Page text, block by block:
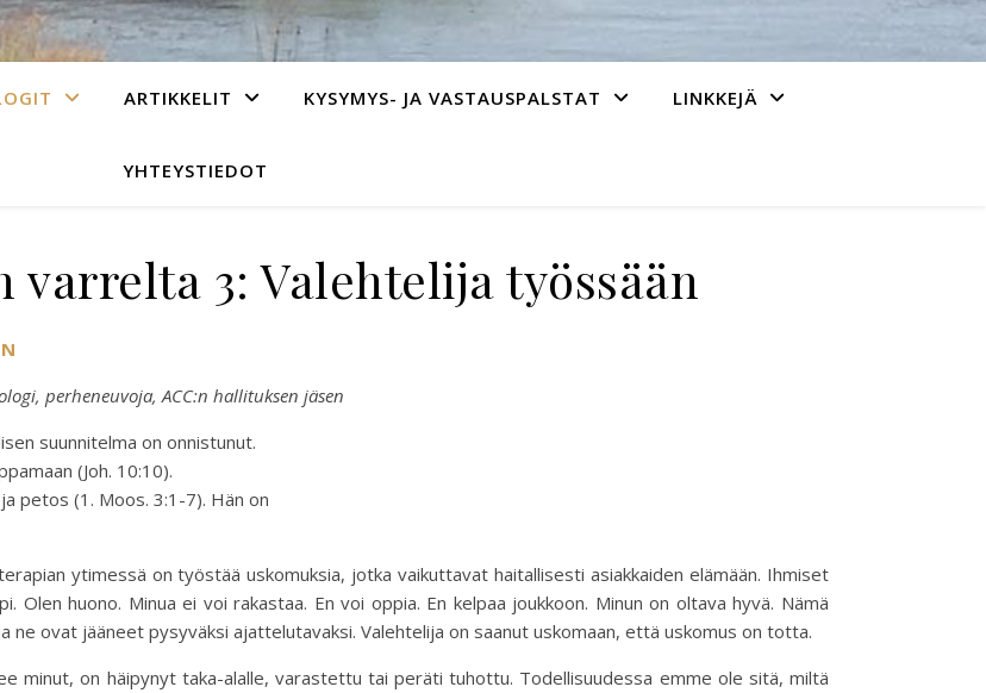
ARTIKKELIT KYSYMYS- JA VASTAUSPALSTAT LINKKEJÄ
YHTEYSTIEDOT
varrelta 3: Valehtelija työssään
perheneuvoja, ACC:n hallituksen jäsen
suunnitelma on onnistunut.
(Joh. 10:10).
petos (1. Moos. 3:1-7). Hän on
ytimessä on työstää uskomuksia, jotka vaikuttavat haitallisesti asiakkaiden elämään. Ihmiset
Olen huono. Minua ei voi rakastaa. En voi oppia. En kelpaa joukkoon. Minun on oltava hyvä. Nämä
ovat jääneet pysyväksi ajattelutavaksi. Valehtelija on saanut uskomaan, että uskomus on totta.
minut, on häipynyt taka-alalle, varastettu tai peräti tuhottu. Todellisuudessa emme ole sitä, miltä